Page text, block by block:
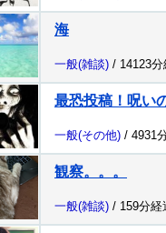
海
一般(雑談) / 14123
最恐投稿！呪い
一般(その他) / 4931
観察。。。
一般(雑談) / 159分経